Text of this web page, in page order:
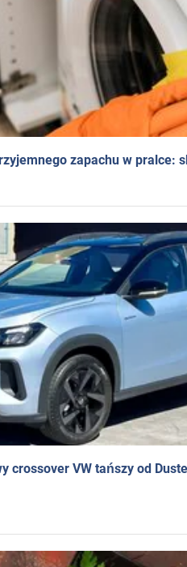
zapachu w pralce:
crossover VW tańszy od